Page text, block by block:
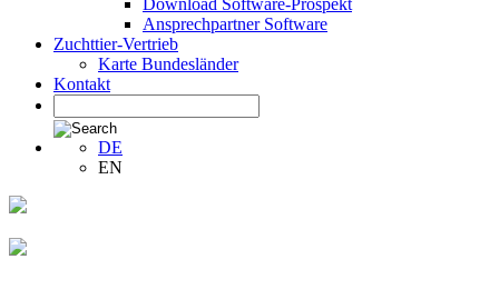
Download Software-Prospekt
Ansprechpartner Software
Zuchttier-Vertrieb
Karte Bundesländer
Kontakt
DE
EN